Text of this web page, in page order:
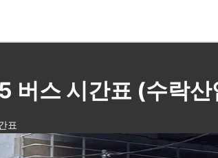
버스 시간표 (수락
표